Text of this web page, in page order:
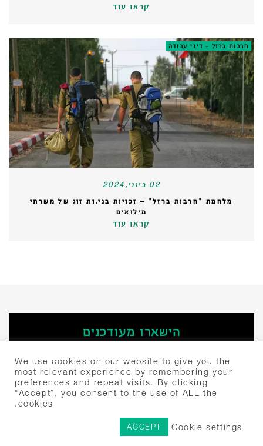
קראו עוד
חרבות ברזל - דיני עבודה
02 ביוני,2024
מלחמת "חרבות ברזל" – זכויות בני.ות זוג של משרתי
מילואים
קראו עוד
הישארו מעודכנים
חיפוש:
We use cookies on our website to give you the
most relevant experience by remembering your
preferences and repeat visits. By clicking
“Accept”, you consent to the use of ALL the
cookies.
Cookie settings
ACCEPT